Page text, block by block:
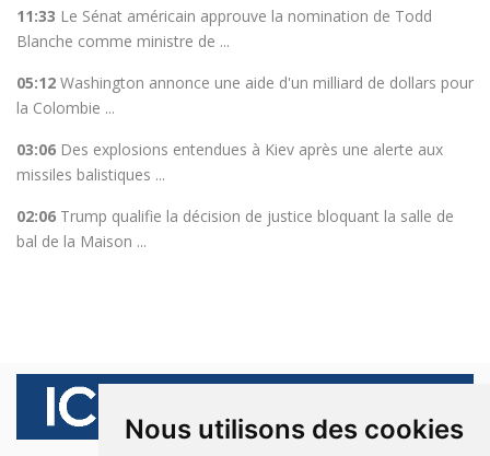
Nous utilisons des cookies
11:33 Le Sénat américain approuve la nomination de Todd
Blanche comme ministre de ...
05:12 Washington annonce une aide d'un milliard de dollars pour
la Colombie ...
03:06 Des explosions entendues à Kiev après une alerte aux
missiles balistiques ...
02:06 Trump qualifie la décision de justice bloquant la salle de
bal de la Maison ...